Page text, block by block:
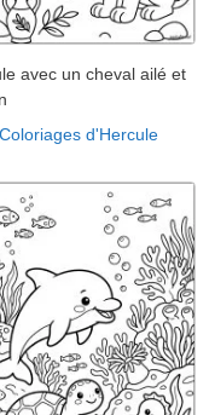
avec un cheval ailé et
Coloriages d'Hercule